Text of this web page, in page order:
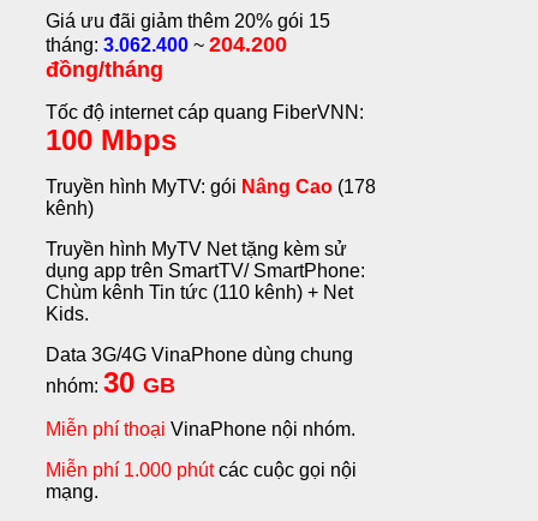
Giá ưu đãi giảm thêm 20% gói 15
tháng: 3.062.400 ~ 204.200
đồng/tháng
Tốc độ internet cáp quang FiberVNN:
100 Mbps
Truyền hình MyTV: gói Nâng Cao (178
kênh)
Truyền hình MyTV Net tặng kèm sử
dụng app trên SmartTV/ SmartPhone:
Chùm kênh Tin tức (110 kênh) + Net
Kids.
Data 3G/4G VinaPhone dùng chung
nhóm: 30 GB
Miễn phí thoại VinaPhone nội nhóm.
Miễn phí 1.000 phútcác cuộc gọi nội
mạng.